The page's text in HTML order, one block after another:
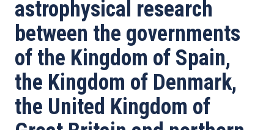
astrophysical research
between the governments
of the Kingdom of Spain,
the Kingdom of Denmark,
the United Kingdom of